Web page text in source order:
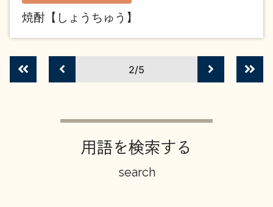
季節の商品 イベント情報
地酒蔵元会WEB展示会 地酒蔵元会利酒会
焼酎【しょうちゅう】
2/5
用語を検索する
search